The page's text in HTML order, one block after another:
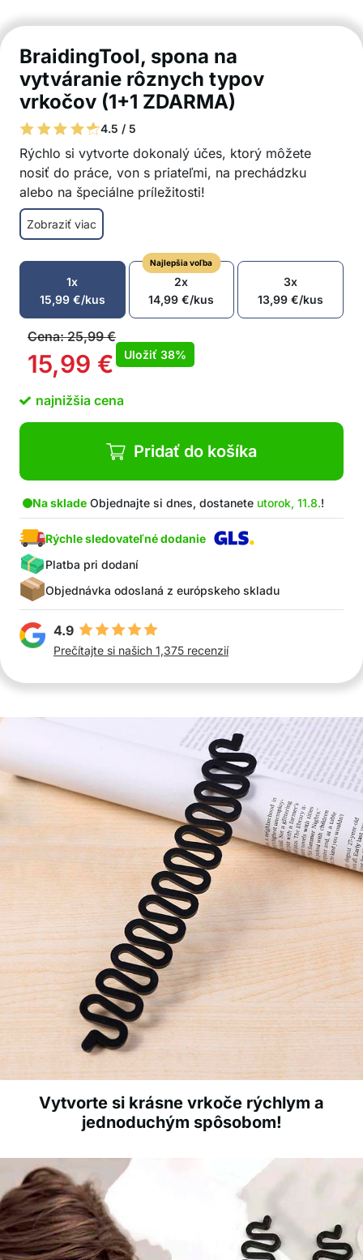
BraidingTool, spona na
vytváranie rôznych typov
vrkočov (1+1 ZDARMA)
4.5 / 5
Rýchlo si vytvorte dokonalý účes, ktorý môžete
nosiť do práce, von s priateľmi, na prechádzku
alebo na špeciálne príležitosti!
Nástroj na predlžovanie vlasov je vhodný na
francúzske vrkoče, holandské vrkoče alebo
Mimoriadne jednoduché použitie
Nevyžadujú sa žiadne predchádzajúce znalosti
Vytvorte si krásny účes v pohodlí domova
Nástroj na zapletanie je vhodný pre všetky typy
a textúry vlasov
Vynikajúce výsledky – ako od kaderníka
V balení: 1x nástroj na tvorbu vrkočov, 1x nástroj
na tvorbu vrkočov ZDARMA
Zobraziť viac
1x
15,99 €/kus
Najlepšia voľba
2x
14,99€/kus
3x
13,99€/kus
Cena:25,99€
15,99 € Uložiť 38%
najnižšia cena
Pridať do košíka
Na sklade Objednajte si dnes, dostanete utorok, 11.8.!
Rýchle sledovateľné dodanie
Platba pri dodaní
Objednávka odoslaná z európskeho skladu
4.9
Prečítajte si našich 1,375 recenzií
Vytvorte si krásne vrkoče rýchlym a
jednoduchým spôsobom!